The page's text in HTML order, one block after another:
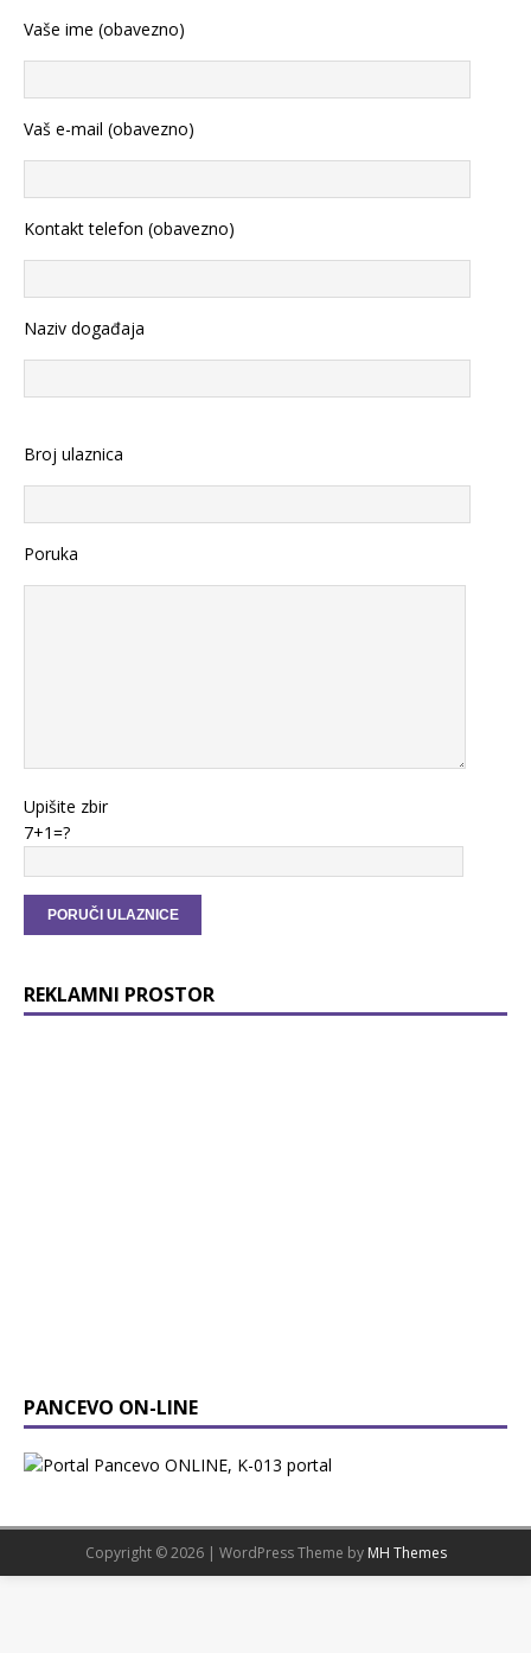
Vaše ime (obavezno)
Vaš e-mail (obavezno)
Kontakt telefon (obavezno)
Naziv događaja
Broj ulaznica
Poruka
Upišite zbir
7+1=?
REKLAMNI PROSTOR
PANCEVO ON-LINE
Copyright © 2026 | WordPress Theme by MH Themes